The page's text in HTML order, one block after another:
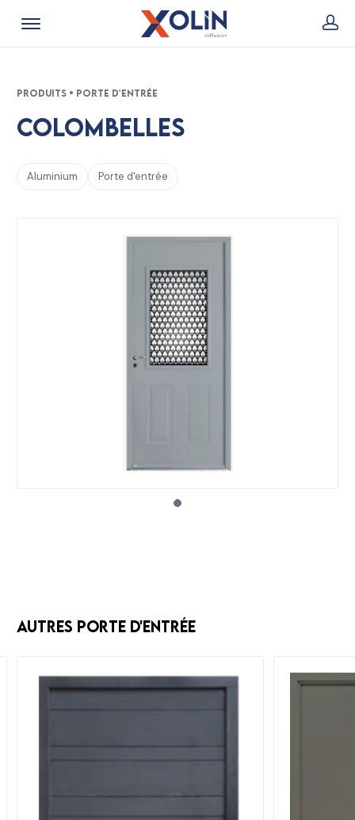
Produits • Porte d'entrée
Colombelles
Aluminium Porte d'entrée
Autres Porte d'entrée